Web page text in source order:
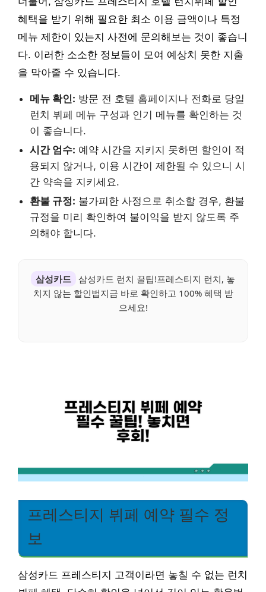
혜택을 받기 위해 필요한 최소 이용 금액이나 특정
메뉴 제한이 있는지 사전에 문의해보는 것이 좋습니
다. 이러한 소소한 정보들이 모여 예상치 못한 지출
을 막아줄 수 있습니다.
메뉴 확인: 방문 전 호텔 홈페이지나 전화로 당일
런치 뷔페 메뉴 구성과 인기 메뉴를 확인하는 것
이 좋습니다.
시간 엄수: 예약 시간을 지키지 못하면 할인이 적
용되지 않거나, 이용 시간이 제한될 수 있으니 시
간 약속을 지키세요.
환불 규정: 불가피한 사정으로 취소할 경우, 환불
규정을 미리 확인하여 불이익을 받지 않도록 주
의해야 합니다.
삼성카드 삼성카드 런치 꿀팁!프레스티지 런치, 놓
치지 않는 할인법지금 바로 확인하고 100% 혜택 받
으세요!
프레스티지 뷔페 예약 필수 정
보
삼성카드 프레스티지 고객이라면 놓칠 수 없는 런치